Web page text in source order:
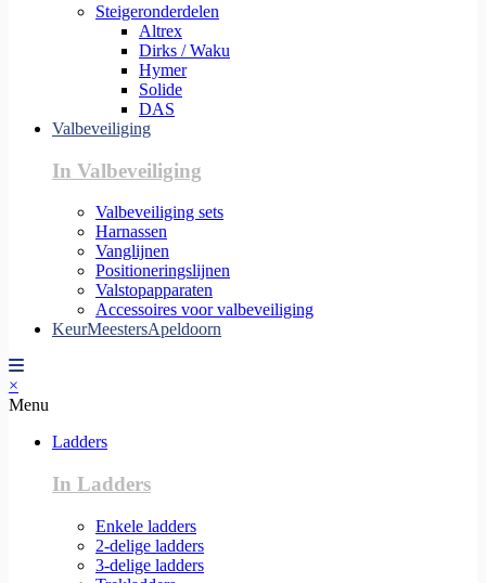
Steigeronderdelen
Altrex
Dirks / Waku
Hymer
Solide
DAS
Valbeveiliging
In Valbeveiliging
Valbeveiliging sets
Harnassen
Vanglijnen
Positioneringslijnen
Valstopapparaten
Accessoires voor valbeveiliging
KeurMeestersApeldoorn
×
Menu
Ladders
In Ladders
Enkele ladders
2-delige ladders
3-delige ladders